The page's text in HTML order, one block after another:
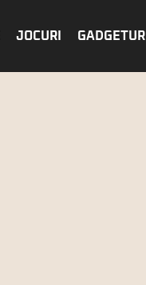
JOCURI GADGETURI